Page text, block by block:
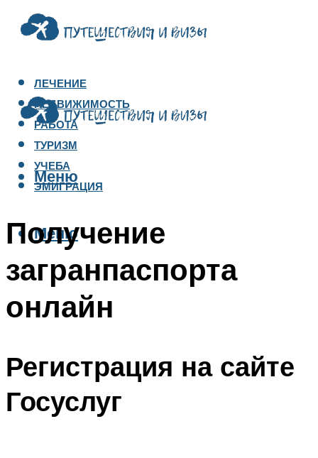
ЛЕЧЕНИЕ
НЕДВИЖИМОСТЬ
РАБОТА
ТУРИЗМ
УЧЕБА
ЭМИГРАЦИЯ
Меню
Меню
Получение
загранпаспорта
онлайн
Регистрация на сайте
Госуслуг